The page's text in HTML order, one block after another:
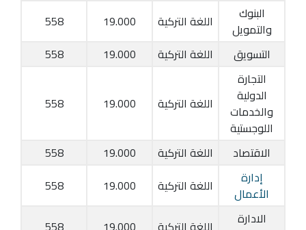
البنوك
والتمويل
اللغة التركية 19.000
558
التسويق
اللغة التركية 19.000
558
التجارة
الدولية
والخدمات
اللوجستية
اللغة التركية 19.000
558
الاقتصاد اللغة التركية 19.000
558
إدارة
الأعمال
اللغة التركية 19.000
558
الادارة